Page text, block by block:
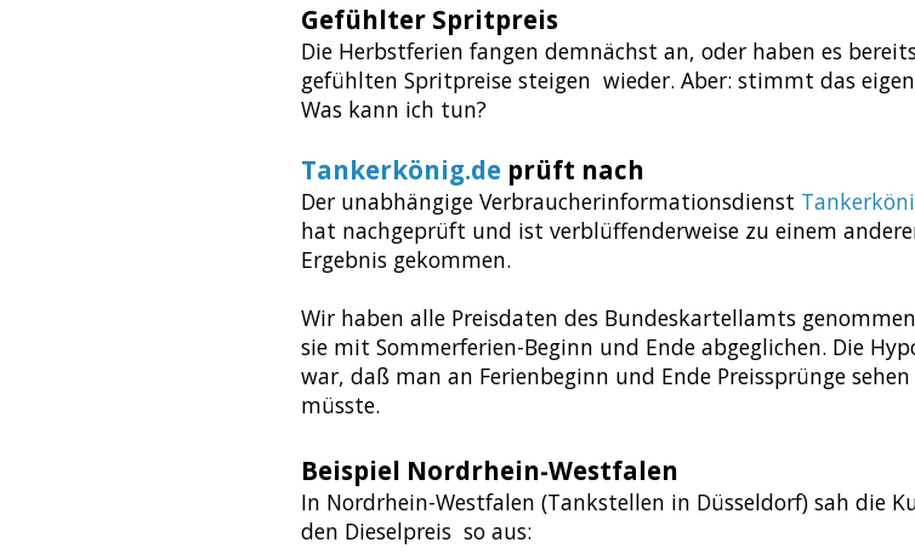
Gefühlter Spritpreis
Die Herbstferien fangen demnächst an, oder haben es
gefühlten Spritpreise steigen wieder. Aber: stimmt das
Was kann ich tun?
Tankerkönig.de prüft nach
Der unabhängige Verbraucherinformationsdienst
hat nachgeprüft und ist verblüffenderweise zu einem
Ergebnis gekommen.
Wir haben alle Preisdaten des Bundeskartellamts
sie mit Sommerferien-Beginn und Ende abgeglichen. Die
war, daß man an Ferienbeginn und Ende Preissprünge sehen
müsste.
Beispiel Nordrhein-Westfalen
In Nordrhein-Westfalen (Tankstellen in Düsseldorf) sah die
den Dieselpreis so aus: